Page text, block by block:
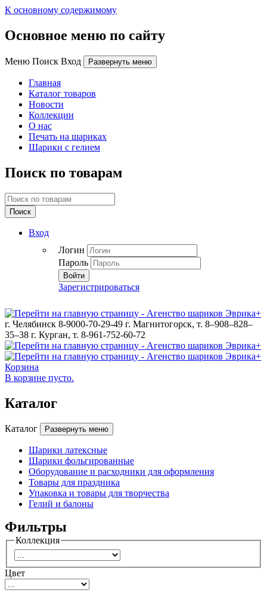
К основному содержимому
Основное меню по сайту
Меню Поиск Вход Развернуть меню
Главная
Каталог товаров
Новости
Коллекции
О нас
Печать на шариках
Шарики с гелием
Поиск по товарам
Поиск
Вход
Логин
Пароль
Войти
Зарегистрироваться
г. Челябинск 8-9000-70-29-49 г. Магнитогорск, т. 8–908–828–
35–38 г. Курган, т. 8-961-752-60-72
Корзина
В корзине пусто.
Каталог
Каталог Развернуть меню
Шарики латексные
Шарики фольгированные
Оборудование и расходники для оформления
Товары для праздника
Упаковка и товары для творчества
Гелий и балоны
Фильтры
Коллекция
Цвет